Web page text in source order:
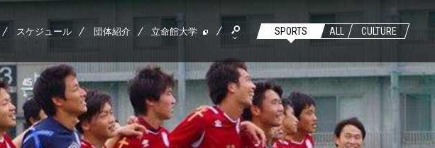
スケジュール 団体紹介 立命館大学 SPORTS ALL CULTURE